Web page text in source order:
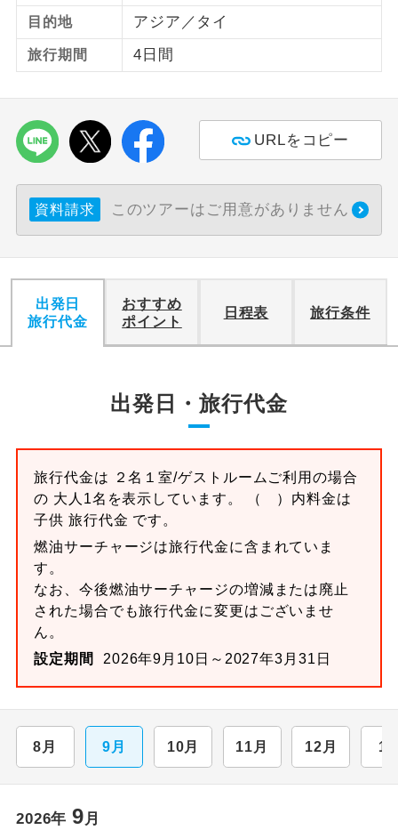
目的地 アジア／タイ
旅行期間 4日間
URLをコピー
資料請求 このツアーはご用意がありません
出発日
旅行代金
おすすめ
ポイント
日程表 旅行条件
出発日・旅行代金
旅行代金は ２名１室/ゲストルームご利用の場合
の 大人1名を表示しています。 （ ）内料金は
子供 旅行代金 です。
燃油サーチャージは旅行代金に含まれていま
す。
なお、今後燃油サーチャージの増減または廃止
された場合でも旅行代金に変更はございませ
ん。
設定期間
2026年9月10日～2027年3月31日
8月 9月 10月 11月 12月 1
2026年 9月